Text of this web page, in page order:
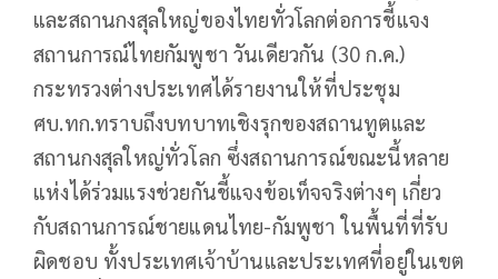
และสถานกงสุลใหญ่ของไทยทั่วโลกต่อการชี้แจง
สถานการณ์ไทยกัมพูชา วันเดียวกัน (30 ก.ค.)
กระทรวงต่างประเทศได้รายงานให้ที่ประชุม
ศบ.ทก.ทราบถึงบทบาทเชิงรุกของสถานทูตและ
สถานกงสุลใหญ่ทั่วโลก ซึ่งสถานการณ์ขณะนี้หลาย
แห่งได้ร่วมแรงช่วยกันชี้แจงข้อเท็จจริงต่างๆ เกี่ยว
กับสถานการณ์ชายแดนไทย-กัมพูชา ในพื้นที่ที่รับ
ผิดชอบ ทั้งประเทศเจ้าบ้านและประเทศที่อยู่ในเขต